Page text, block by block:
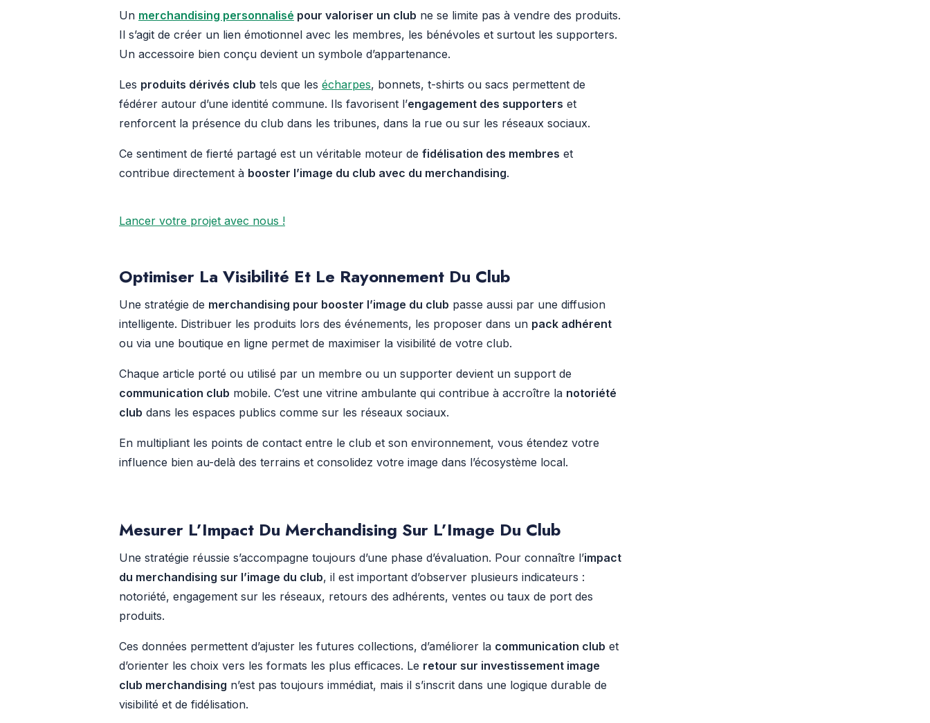
Un merchandising personnalisé pour valoriser un club ne se limite pas à vendre des produits.
Il s’agit de créer un lien émotionnel avec les membres, les bénévoles et surtout les supporters.
Un accessoire bien conçu devient un symbole d’appartenance.
Les produits dérivés club tels que les écharpes, bonnets, t-shirts ou sacs permettent de
fédérer autour d’une identité commune. Ils favorisent l’engagement des supporters et
renforcent la présence du club dans les tribunes, dans la rue ou sur les réseaux sociaux.
Ce sentiment de fierté partagé est un véritable moteur de fidélisation des membres et
contribue directement à booster l’image du club avec du merchandising.
Lancer votre projet avec nous !
Optimiser La Visibilité Et Le Rayonnement Du Club
Une stratégie de merchandising pour booster l’image du club passe aussi par une diffusion
intelligente. Distribuer les produits lors des événements, les proposer dans un pack adhérent
ou via une boutique en ligne permet de maximiser la visibilité de votre club.
Chaque article porté ou utilisé par un membre ou un supporter devient un support de
communication club mobile. C’est une vitrine ambulante qui contribue à accroître la notoriété
club dans les espaces publics comme sur les réseaux sociaux.
En multipliant les points de contact entre le club et son environnement, vous étendez votre
influence bien au-delà des terrains et consolidez votre image dans l’écosystème local.
Mesurer L’Impact Du Merchandising Sur L’Image Du Club
Une stratégie réussie s’accompagne toujours d’une phase d’évaluation. Pour connaître l’impact
du merchandising sur l’image du club, il est important d’observer plusieurs indicateurs :
notoriété, engagement sur les réseaux, retours des adhérents, ventes ou taux de port des
produits.
Ces données permettent d’ajuster les futures collections, d’améliorer la communication club et
d’orienter les choix vers les formats les plus efficaces. Le retour sur investissement image
club merchandising n’est pas toujours immédiat, mais il s’inscrit dans une logique durable de
visibilité et de fidélisation.